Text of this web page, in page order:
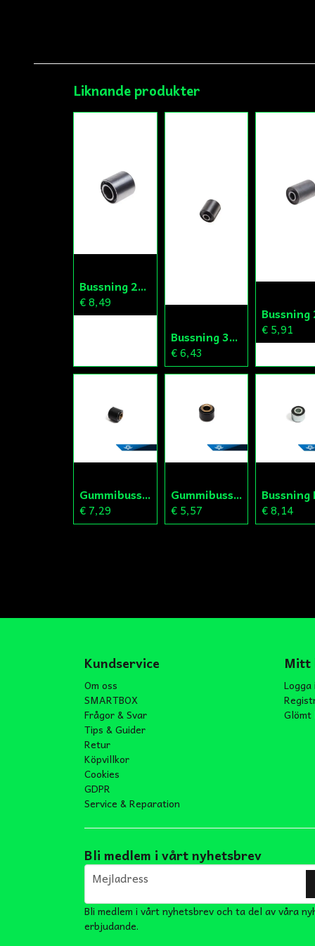
Liknande produkter
Bussning 28x14.5x29
€ 8,49
Bussning 30x10x30/35
€ 6,43
€ 5,91
Gummibussning Motor Sachs
€ 7,29
Gummibussning Topp Sachs
€ 5,57 € 8,14
Kundservice
Om oss
SMARTBOX
Frågor & Svar
Tips & Guider
Retur
Köpvillkor
Cookies
GDPR
Service & Reparation
Mitt
Logga
Glömt
Bli medlem i vårt nyhetsbrev
email
Mejladress
Bli medlem i vårt nyhetsbrev och ta del av våra
erbjudande.